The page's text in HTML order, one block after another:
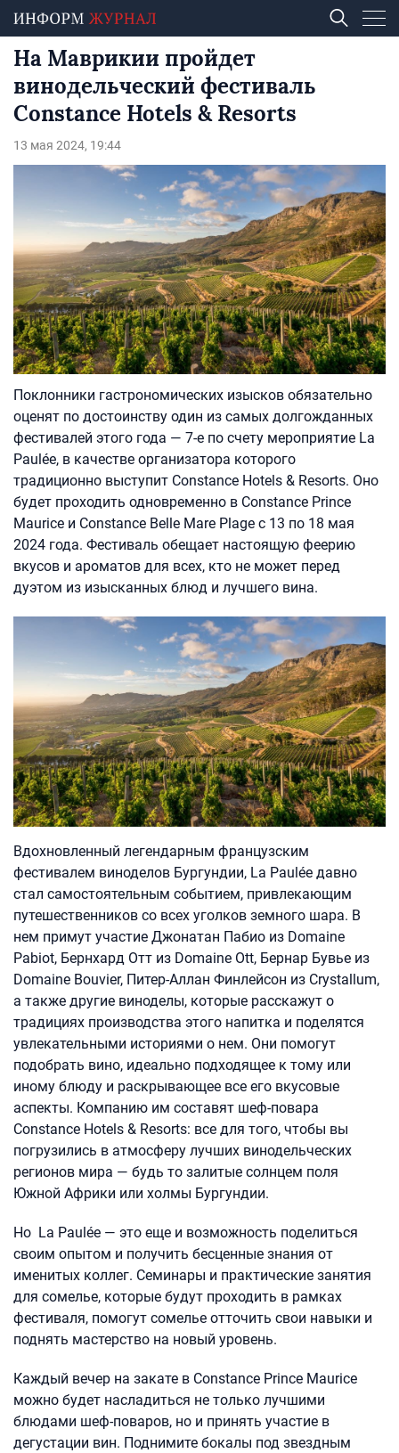
На Маврикии пройдет
винодельческий фестиваль
Constance Hotels & Resorts
13 мая 2024, 19:44
Поклонники гастрономических изысков обязательно
оценят по достоинству один из самых долгожданных
фестивалей этого года — 7-е по счету мероприятие La
Paulée, в качестве организатора которого
традиционно выступит Constance Hotels & Resorts. Оно
будет проходить одновременно в Constance Prince
Maurice и Constance Belle Mare Plage с 13 по 18 мая
2024 года. Фестиваль обещает настоящую феерию
вкусов и ароматов для всех, кто не может перед
дуэтом из изысканных блюд и лучшего вина.
Вдохновленный легендарным французским
фестивалем виноделов Бургундии, La Paulée давно
стал самостоятельным событием, привлекающим
путешественников со всех уголков земного шара. В
нем примут участие Джонатан Пабио из Domaine
Pabiot, Бернхард Отт из Domaine Ott, Бернар Бувье из
Domaine Bouvier, Питер-Аллан Финлейсон из Crystallum,
а также другие виноделы, которые расскажут о
традициях производства этого напитка и поделятся
увлекательными историями о нем. Они помогут
подобрать вино, идеально подходящее к тому или
иному блюду и раскрывающее все его вкусовые
аспекты. Компанию им составят шеф-повара
Constance Hotels & Resorts: все для того, чтобы вы
погрузились в атмосферу лучших винодельческих
регионов мира — будь то залитые солнцем поля
Южной Африки или холмы Бургундии.
Но La Paulée — это еще и возможность поделиться
своим опытом и получить бесценные знания от
именитых коллег. Семинары и практические занятия
для сомелье, которые будут проходить в рамках
фестиваля, помогут сомелье отточить свои навыки и
поднять мастерство на новый уровень.
Каждый вечер на закате в Constance Prince Maurice
можно будет насладиться не только лучшими
блюдами шеф-поваров, но и принять участие в
дегустации вин. Поднимите бокалы под звездным